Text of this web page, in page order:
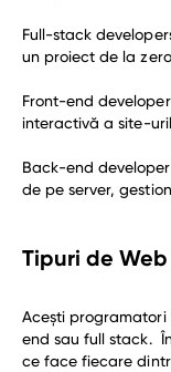
Full-stack
un proiect de la
Front-end
interactivă a site-
Back-end
de pe server,
Tipuri de
Acești
end sau full stack.
ce face fiecare